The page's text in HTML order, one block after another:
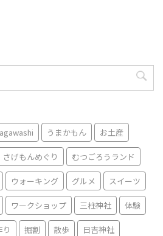
うまかもん お土産
さげもんめぐり むつごろうランド
ウォーキング グルメ スイーツ
ワークショップ 三柱神社 体験
掘割 散歩 日吉神社